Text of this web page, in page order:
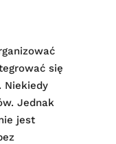
się
Niekiedy
Jednak
jest